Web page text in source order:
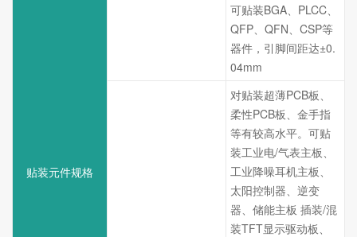
贴装元件规格
可贴装BGA、PLCC、
QFP、QFN、CSP等
器件，引脚间距达±0.
04mm
对贴装超薄PCB板、
柔性PCB板、金手指
等有较高水平。可贴
装工业电/气表主板、
工业降噪耳机主板、
太阳控制器、逆变
器、储能主板 插装/混
装TFT显示驱动板、